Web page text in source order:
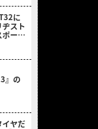
に
スト
ーツ
』の
イヤだ